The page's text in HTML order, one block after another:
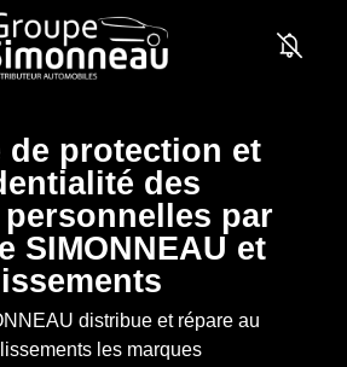
de protection et
des
par
SIMONNEAU et
distribue et répare au
les marques